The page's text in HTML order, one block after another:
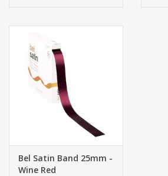
Bel Satin Band 25mm -
Wine Red